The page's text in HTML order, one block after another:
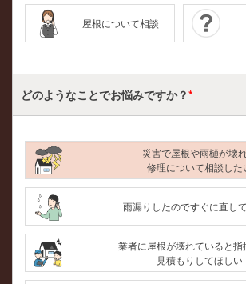
屋根について相談
どのようなことでお悩みですか？*
災害で屋根や雨樋が壊
修理について相談した
雨漏りしたのですぐに直し
業者に屋根が壊れていると指
見積もりしてほしい